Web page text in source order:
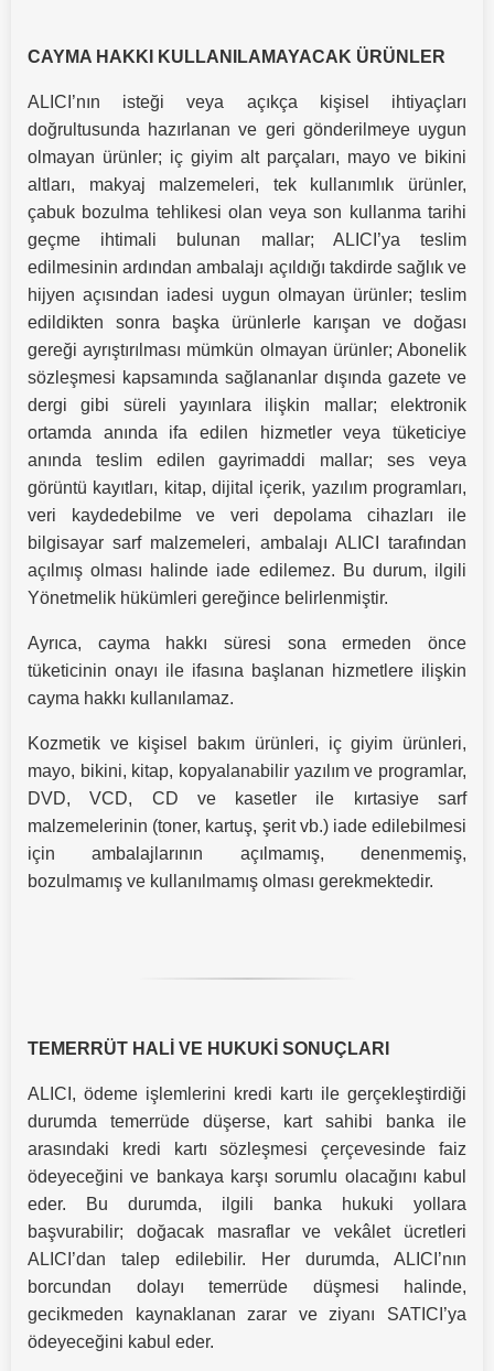
CAYMA HAKKI KULLANILAMAYACAK ÜRÜNLER
ALICI’nın isteği veya açıkça kişisel ihtiyaçları
doğrultusunda hazırlanan ve geri gönderilmeye uygun
olmayan ürünler; iç giyim alt parçaları, mayo ve bikini
altları, makyaj malzemeleri, tek kullanımlık ürünler,
çabuk bozulma tehlikesi olan veya son kullanma tarihi
geçme ihtimali bulunan mallar; ALICI’ya teslim
edilmesinin ardından ambalajı açıldığı takdirde sağlık ve
hijyen açısından iadesi uygun olmayan ürünler; teslim
edildikten sonra başka ürünlerle karışan ve doğası
gereği ayrıştırılması mümkün olmayan ürünler; Abonelik
sözleşmesi kapsamında sağlananlar dışında gazete ve
dergi gibi süreli yayınlara ilişkin mallar; elektronik
ortamda anında ifa edilen hizmetler veya tüketiciye
anında teslim edilen gayrimaddi mallar; ses veya
görüntü kayıtları, kitap, dijital içerik, yazılım programları,
veri kaydedebilme ve veri depolama cihazları ile
bilgisayar sarf malzemeleri, ambalajı ALICI tarafından
açılmış olması halinde iade edilemez. Bu durum, ilgili
Yönetmelik hükümleri gereğince belirlenmiştir.
Ayrıca, cayma hakkı süresi sona ermeden önce
tüketicinin onayı ile ifasına başlanan hizmetlere ilişkin
cayma hakkı kullanılamaz.
Kozmetik ve kişisel bakım ürünleri, iç giyim ürünleri,
mayo, bikini, kitap, kopyalanabilir yazılım ve programlar,
DVD, VCD, CD ve kasetler ile kırtasiye sarf
malzemelerinin (toner, kartuş, şerit vb.) iade edilebilmesi
için ambalajlarının açılmamış, denenmemiş,
bozulmamış ve kullanılmamış olması gerekmektedir.
TEMERRÜT HALİ VE HUKUKİ SONUÇLARI
ALICI, ödeme işlemlerini kredi kartı ile gerçekleştirdiği
durumda temerrüde düşerse, kart sahibi banka ile
arasındaki kredi kartı sözleşmesi çerçevesinde faiz
ödeyeceğini ve bankaya karşı sorumlu olacağını kabul
eder. Bu durumda, ilgili banka hukuki yollara
başvurabilir; doğacak masraflar ve vekâlet ücretleri
ALICI’dan talep edilebilir. Her durumda, ALICI’nın
borcundan dolayı temerrüde düşmesi halinde,
gecikmeden kaynaklanan zarar ve ziyanı SATICI’ya
ödeyeceğini kabul eder.